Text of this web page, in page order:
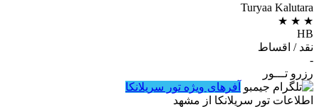
Turyaa Kalutara
★
★
★
HB
نقد / اقساط
-
رزرو تـــور
آفرهای ویژه تور سریلانکا
اطلاعات تور سریلانکا از مشهد